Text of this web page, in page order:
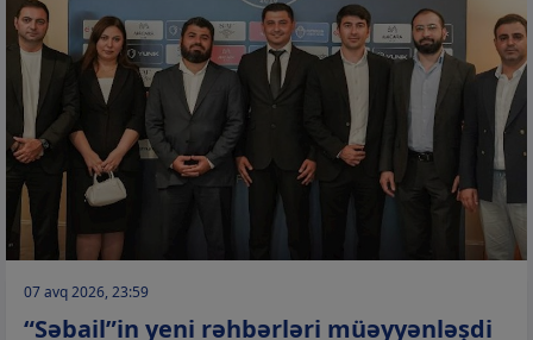
07 avq 2026, 23:59
“Səbail”in yeni rəhbərləri müəyyənləşdi